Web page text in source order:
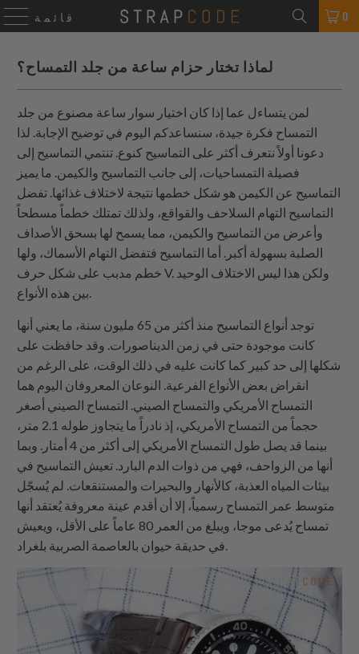
قائمة 0
لماذا تختار حزام ساعة من جلد التمساح؟
لمن يتساءل عما إذا كان اختيار سوار ساعة مصنوع من جلد
التمساح فكرة جيدة، سنساعدكم اليوم في توضيح الإجابة. لذا
دعونا أولاً نتعرف أكثر على التماسيح كنوع. تنتمي التماسيح إلى
فصيلة التمساحيات، إلى جانب التماسيح والكيمن. ما يميز
التماسيح عن الكيمن هو شكل خطمها نتيجة لاختلاف غذائها. تفضل
التماسيح التهام السلاحف والقواقع، ولذلك تمتلك خطماً مسطحاً
وأعرض من التماسيح والكيمن، مما يسمح لها بسحق الأصداف
الصلبة بسهولة أكبر. أما التماسيح فتفضل التهام الأسماك، ولها
خطم مدبب على شكل حرف V. ولكن هذا ليس الاختلاف الوحيد
بين هذه الأنواع.
توجد أنواع التماسيح منذ أكثر من 65 مليون سنة، ما يعني أنها
كانت موجودة حتى في زمن الديناصورات. وقد حافظت على
شكلها إلى حد كبير كما كانت عليه في ذلك الوقت، على الرغم من
انقراض بعض الأنواع الفرعية. النوعان المعروفان اليوم هما
التمساح الأمريكي والتمساح الصيني. التمساح الصيني أصغر
حجماً من التمساح الأمريكي، إذ نادراً ما يتجاوز طوله 2.1 متر،
بينما قد يصل طول التمساح الأمريكي إلى أكثر من 4 أمتار. وبما
أنها من الزواحف، فهي من ذوات الدم البارد. تعيش التماسيح في
بيئات المياه العذبة، كالأنهار والبحيرات والمستنقعات. لم يُسجّل
متوسط ​​عمر التمساح رسمياً، إلا أن أقدم عينة معروفة يُعتقد أنها
تمساح يُدعى موجا، ويبلغ من العمر 80 عاماً على الأقل، ويعيش
في حديقة حيوان بالعاصمة الصربية بلغراد.